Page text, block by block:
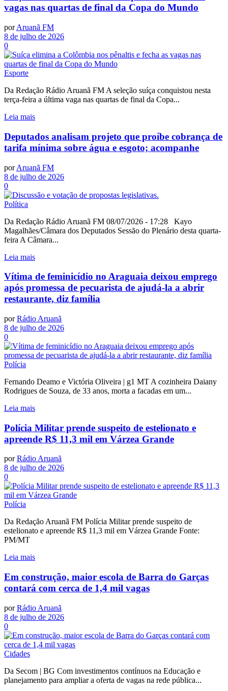
vagas nas quartas de final da Copa do Mundo
por Aruanã FM
8 de julho de 2026
0
Esporte
Da Redação Rádio Aruanã FM A seleção suíça conquistou nesta
terça-feira a última vaga nas quartas de final da Copa...
Leia mais
Deputados analisam projeto que proíbe cobrança de
tarifa mínima sobre água e esgoto; acompanhe
por Aruanã FM
8 de julho de 2026
0
Política
Da Redação Rádio Aruanã FM 08/07/2026 - 17:28 Kayo
Magalhães/Câmara dos Deputados Sessão do Plenário desta quarta-
feira A Câmara...
Leia mais
Vítima de feminicídio no Araguaia deixou emprego
após promessa de pecuarista de ajudá-la a abrir
restaurante, diz família
por Rádio Aruanã
8 de julho de 2026
0
Polícia
Fernando Deamo e Victória Oliveira | g1 MT A cozinheira Daiany
Rodrigues de Souza, de 33 anos, morta a facadas em um...
Leia mais
Polícia Militar prende suspeito de estelionato e
apreende R$ 11,3 mil em Várzea Grande
por Rádio Aruanã
8 de julho de 2026
0
Polícia
Da Redação Aruanã FM Polícia Militar prende suspeito de
estelionato e apreende R$ 11,3 mil em Várzea Grande Fonte:
PM/MT
Leia mais
Em construção, maior escola de Barra do Garças
contará com cerca de 1,4 mil vagas
por Rádio Aruanã
8 de julho de 2026
0
Cidades
Da Secom | BG Com investimentos contínuos na Educação e
planejamento para ampliar a oferta de vagas na rede pública...